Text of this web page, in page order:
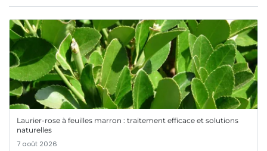
Laurier-rose à feuilles marron : traitement efficace et solutions
naturelles
7 août 2026